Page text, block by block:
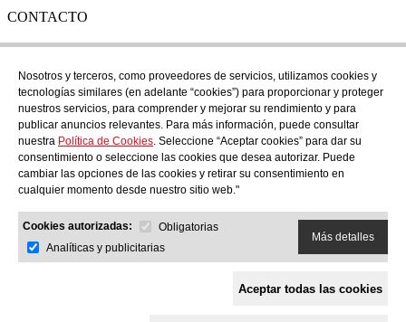
CONTACTO
Si tienes cualquier duda puedes contactar con nosotros en nuestra
TEL: +34 972 21 30 04
EMAIL: despiral@despiral.com
SÍGUENOS EN
Instagram
Financiado por la Unión Europea -
NextGeneration EU
Nosotros y terceros, como proveedores de servicios, utilizamos cookies y
tecnologías similares (en adelante “cookies”) para proporcionar y proteger
nuestros servicios, para comprender y mejorar su rendimiento y para
publicar anuncios relevantes. Para más información, puede consultar
nuestra Política de Cookies. Seleccione “Aceptar cookies” para dar su
consentimiento o seleccione las cookies que desea autorizar. Puede
cambiar las opciones de las cookies y retirar su consentimiento en
cualquier momento desde nuestro sitio web."
Cookies autorizadas:
Obligatorias
Analíticas y publicitarias
Más detalles
Aceptar todas las cookies